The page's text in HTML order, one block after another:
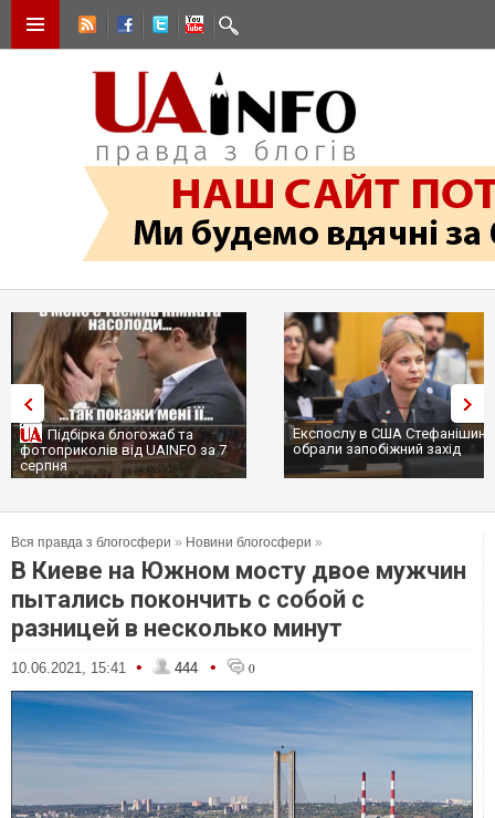
Підбірка блогожаб та
фотоприколів від UAINFO за 7
серпня
Експослу в США
обрали запобіжний захід
Вся правда з блогосфери » Новини блогосфери »
В Киеве на Южном мосту двое мужчин
пытались покончить с собой с
разницей в несколько минут
10.06.2021, 15:41 • 444 • 0